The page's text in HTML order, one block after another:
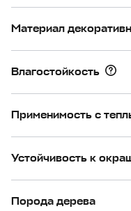
Материал
Влагостойкость
Применимость с
Устойчивость к
Порода дерева